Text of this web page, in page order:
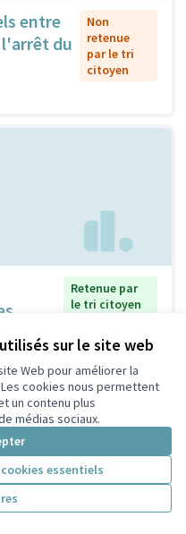
sur le site web
Web pour améliorer la
cookies nous permettent
un contenu plus
médias sociaux.
essentiels
entre
du
Non
retenue
par le tri
citoyen
Retenue par
le tri citoyen
devenir" 4 8